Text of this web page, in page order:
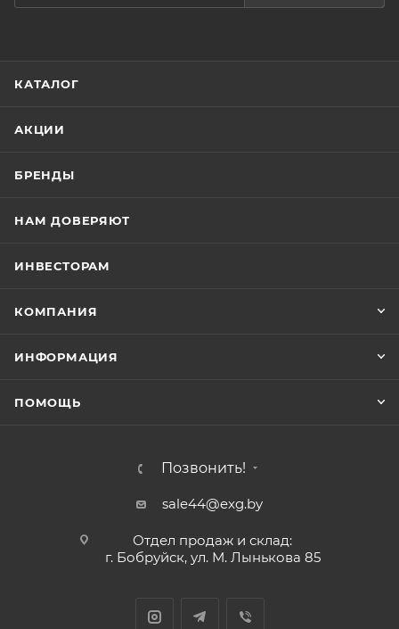
КАТАЛОГ
АКЦИИ
БРЕНДЫ
НАМ ДОВЕРЯЮТ
ИНВЕСТОРАМ
КОМПАНИЯ
ИНФОРМАЦИЯ
ПОМОЩЬ
Позвонить!
sale44@exg.by
Отдел продаж и склад:
г. Бобруйск, ул. М. Лынькова 85